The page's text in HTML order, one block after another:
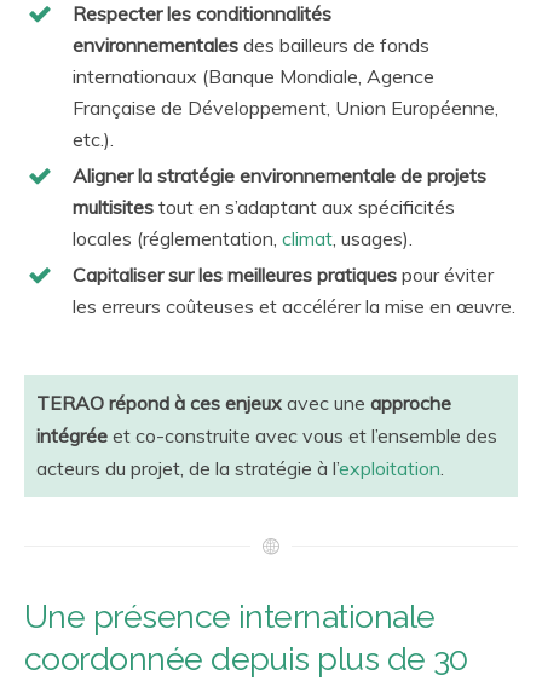
Respecter les conditionnalités
environnementales des bailleurs de fonds
internationaux (Banque Mondiale, Agence
Française de Développement, Union Européenne,
etc.).
Aligner la stratégie environnementale de projets
multisites tout en s’adaptant aux spécificités
locales (réglementation, climat, usages).
Capitaliser sur les meilleures pratiques pour éviter
les erreurs coûteuses et accélérer la mise en œuvre.
TERAO répond à ces enjeux avec une approche
intégrée et co-construite avec vous et l’ensemble des
acteurs du projet, de la stratégie à l’exploitation.
Une présence internationale
coordonnée depuis plus de 30